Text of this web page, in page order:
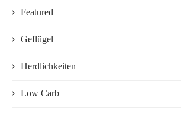
Featured
Geflügel
Herdlichkeiten
Low Carb